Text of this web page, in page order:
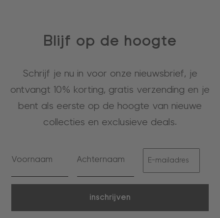
Blijf op de hoogte
Schrijf je nu in voor onze nieuwsbrief, je
ontvangt 10% korting, gratis verzending en je
bent als eerste op de hoogte van nieuwe
collecties en exclusieve deals.
inschrijven